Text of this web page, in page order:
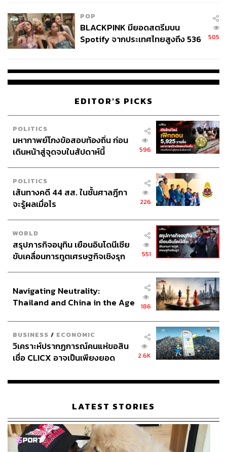
POP
BLACKPINK มียอดสตรีมบน
Spotify จากประเทศไทยสูงถึง 536
505
EDITOR'S PICKS
POLITICS
มหากาพย์โกงข้อสอบท้องถิ่น ก่อน
เดินหน้าสู่จุดจบในสัปดาห์นี้
596
POLITICS
เส้นทางคดี 44 สส. ในชั้นศาลฎีกา
จะรู้ผลเมื่อไร
226
WORLD
สรุปภารกิจอนุทิน เยือนอินโดนีเซีย
ขับเคลื่อนการทูตเศรษฐกิจเชิงรุก
551
Navigating Neutrality:
Thailand and China in the Age
186
BUSINESS / ECONOMIC
วิเคราะห์ปรากฏการณ์คนแห่ขอสิน
เชื่อ CLICX อาจเป็นเพียงยอด
เรือนไทยที่ถูกซุกไว้
2.6K
LATEST STORIES